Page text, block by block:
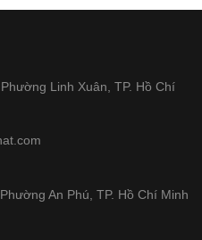
Linh Xuân, TP. Hồ Chí
An Phú, TP. Hồ Chí Minh